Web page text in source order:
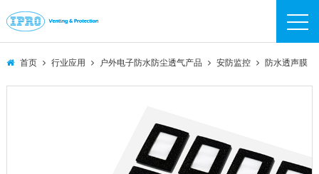
IPRO
IPRO
首页 行业应用 户外电子防水防尘透气产品 安防监控 防水透声膜